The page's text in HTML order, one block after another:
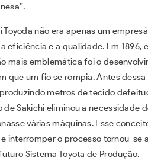
não era apenas um
e a qualidade. Em 1896,
mais emblemática foi o
que um fio se rompia. Antes dessa
metros de tecido
Sakichi eliminou a necessidade
várias máquinas. Esse
interromper o processo tornou-se
Sistema Toyota de Produção.